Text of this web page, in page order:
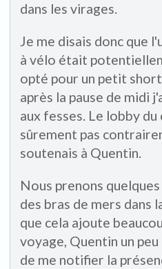
dans les virages.
Je me disais donc que
à vélo était
opté pour un petit
après la pause de midi
aux fesses. Le lobby
sûrement pas
soutenais à Quentin.
Nous prenons
des bras de mers dans
que cela ajoute
voyage, Quentin un
de me notifier la